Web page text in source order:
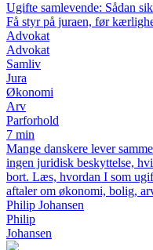
Ugifte samlevende: Sådan
Få styr på juraen, før
Advokat
Advokat
Samliv
Jura
Økonomi
Arv
Parforhold
7 min
Mange danskere lever
ingen juridisk beskyttelse,
bort. Læs, hvordan I som
aftaler om økonomi, bolig,
Philip Johansen
Philip
Johansen